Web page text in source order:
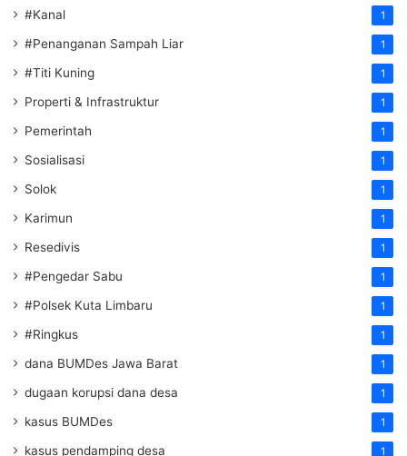
#Kanal 1
#Penanganan Sampah Liar 1
#Titi Kuning 1
Properti & Infrastruktur 1
Pemerintah 1
Sosialisasi 1
Solok 1
Karimun 1
Resedivis 1
#Pengedar Sabu 1
#Polsek Kuta Limbaru 1
#Ringkus 1
dana BUMDes Jawa Barat 1
dugaan korupsi dana desa 1
kasus BUMDes 1
kasus pendamping desa 1